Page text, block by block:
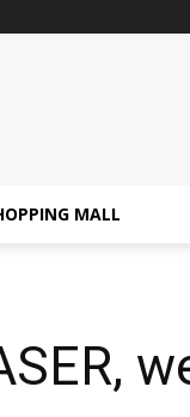
MALL